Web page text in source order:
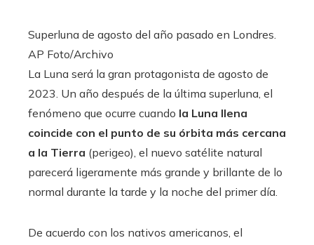
Superluna de agosto del año pasado en Londres.
AP Foto/Archivo
La Luna será la gran protagonista de agosto de
2023. Un año después de la última superluna, el
fenómeno que ocurre cuando la Luna llena
coincide con el punto de su órbita más cercana
a la Tierra (perigeo), el nuevo satélite natural
parecerá ligeramente más grande y brillante de lo
normal durante la tarde y la noche del primer día.
De acuerdo con los nativos americanos, el